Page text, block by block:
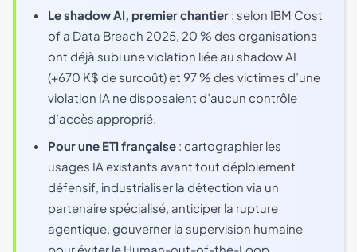
Le shadow AI, premier chantier : selon IBM Cost
of a Data Breach 2025, 20 % des organisations
ont déjà subi une violation liée au shadow AI
(+670 K$ de surcoût) et 97 % des victimes d’une
violation IA ne disposaient d’aucun contrôle
d’accès approprié.
Pour une ETI française : cartographier les
usages IA existants avant tout déploiement
défensif, industrialiser la détection via un
partenaire spécialisé, anticiper la rupture
agentique, gouverner la supervision humaine